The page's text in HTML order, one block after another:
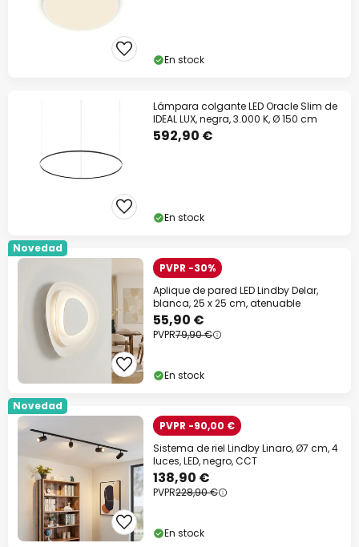
En stock
Lámpara colgante LED Oracle Slim de
IDEAL LUX, negra, 3.000 K, Ø 150 cm
592,90 €
En stock
Novedad
PVPR -30%
Aplique de pared LED Lindby Delar,
blanca, 25 x 25 cm, atenuable
55,90 €
PVPR79,90 €
En stock
Novedad
PVPR -90,00 €
Sistema de riel Lindby Linaro, Ø7 cm, 4
luces, LED, negro, CCT
138,90 €
PVPR228,90 €
En stock